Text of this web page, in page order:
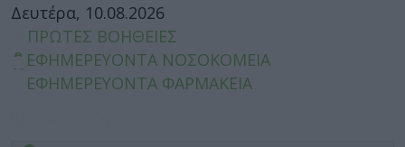
Δευτέρα, 10.08.2026
ΠΡΩΤΕΣ ΒΟΗΘΕΙΕΣ
ΕΦΗΜΕΡΕΥΟΝΤΑ ΝΟΣΟΚΟΜΕΙΑ
ΕΦΗΜΕΡΕΥΟΝΤΑ ΦΑΡΜΑΚΕΙΑ